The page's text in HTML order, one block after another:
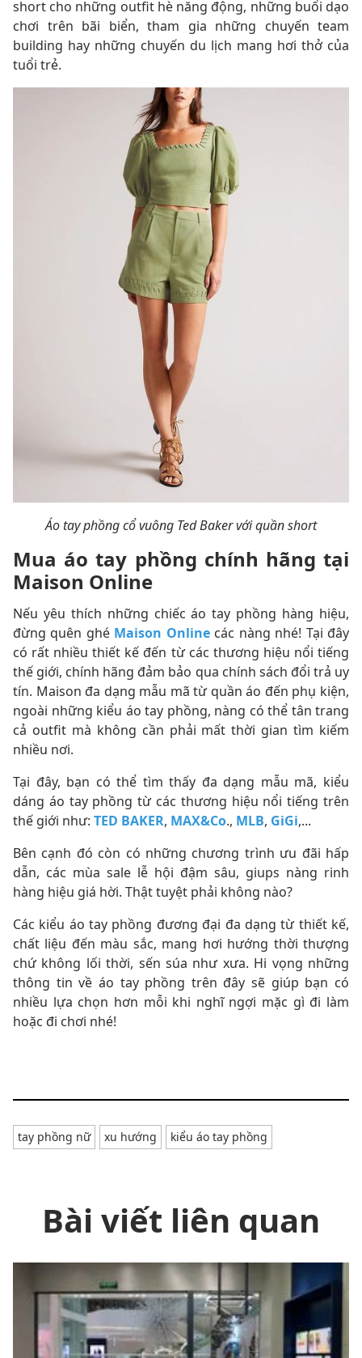
short cho những outfit hè năng động, những buổi dạo
chơi trên bãi biển, tham gia những chuyến team
building hay những chuyến du lịch mang hơi thở của
tuổi trẻ.
Áo tay phồng cổ vuông Ted Baker với quần short
Mua áo tay phồng chính hãng tại
Maison Online
Nếu yêu thích những chiếc áo tay phồng hàng hiệu,
đừng quên ghé Maison Onlinecác nàng nhé! Tại đây
có rất nhiều thiết kế đến từ các thương hiệu nổi tiếng
thế giới, chính hãng đảm bảo qua chính sách đổi trả uy
tín. Maison đa dạng mẫu mã từ quần áo đến phụ kiện,
ngoài những kiểu áo tay phồng, nàng có thể tân trang
cả outfit mà không cần phải mất thời gian tìm kiếm
nhiều nơi.
Tại đây, bạn có thể tìm thấy đa dạng mẫu mã, kiểu
dáng áo tay phồng từ các thương hiệu nổi tiếng trên
thế giới như: TED BAKER, MAX&Co., MLB, GiGi,...
Bên cạnh đó còn có những chương trình ưu đãi hấp
dẫn, các mùa sale lễ hội đậm sâu, giups nàng rinh
hàng hiệu giá hời. Thật tuyệt phải không nào?
Các kiểu áo tay phồng đương đại đa dạng từ thiết kế,
chất liệu đến màu sắc, mang hơi hướng thời thượng
chứ không lối thời, sến súa như xưa. Hi vọng những
thông tin về áo tay phồng trên đây sẽ giúp bạn có
nhiều lựa chọn hơn mỗi khi nghĩ ngợi mặc gì đi làm
hoặc đi chơi nhé!
tay phồng nữ xu hướng kiểu áo tay phồng
Bài viết liên quan